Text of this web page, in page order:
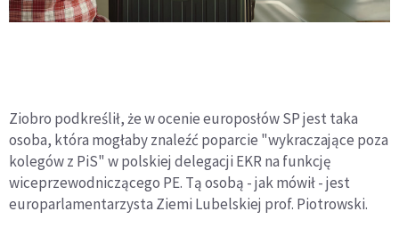
Ziobro podkreślił, że w ocenie europosłów SP jest taka
osoba, która mogłaby znaleźć poparcie "wykraczające poza
kolegów z PiS" w polskiej delegacji EKR na funkcję
wiceprzewodniczącego PE. Tą osobą - jak mówił - jest
europarlamentarzysta Ziemi Lubelskiej prof. Piotrowski.